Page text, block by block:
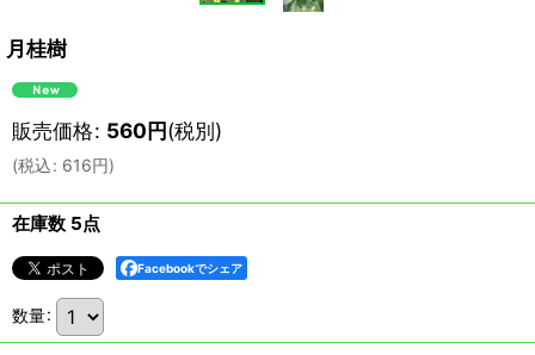
月桂樹
販売価格: 560円(税別)
(税込: 616円)
在庫数 5点
Facebookでシェア
数量: